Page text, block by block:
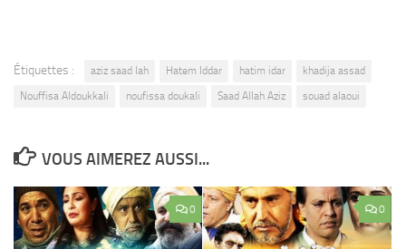
Étiquettes : aziz saad lah Hatem Iddar hatim idar
khadija assad
Nouffisa Aldoukkali
noufissa doukali Saad Allah Aziz souad alaoui
VOUS AIMEREZ AUSSI...
0 0